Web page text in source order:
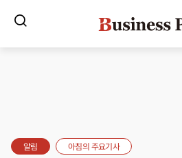
알림 아침의 주요기사